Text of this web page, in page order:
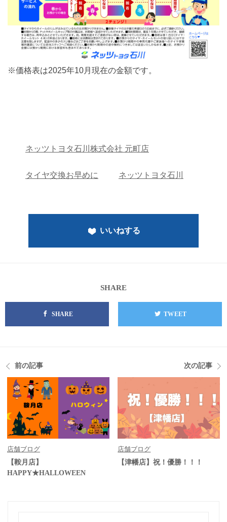
※価格表は2025年10月現在の金額です。
ネッツトヨタ石川株式会社 元町店
タイヤ交換お早めに ネッツトヨタ石川
いいねする
SHARE
SHARE TWEET
前の記事
店舗ブログ
【鞍月店】
HAPPY★HALLOWEEN
次の記事
店舗ブログ
【津幡店】祝！優勝！！！